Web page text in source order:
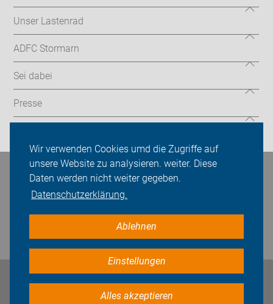
Wir verwenden Cookies umd die Zugriffe auf
unsere Website zu analysieren. weiter. Diese
Daten werden nicht weiter gegeben.
Datenschutzerklärung.
Ablehnen
Einstellungen
Alles akzeptieren
Unser Lastenrad
ADFC Stormarn
Sei dabei
Presse
Bleiben Sie in Kontakt